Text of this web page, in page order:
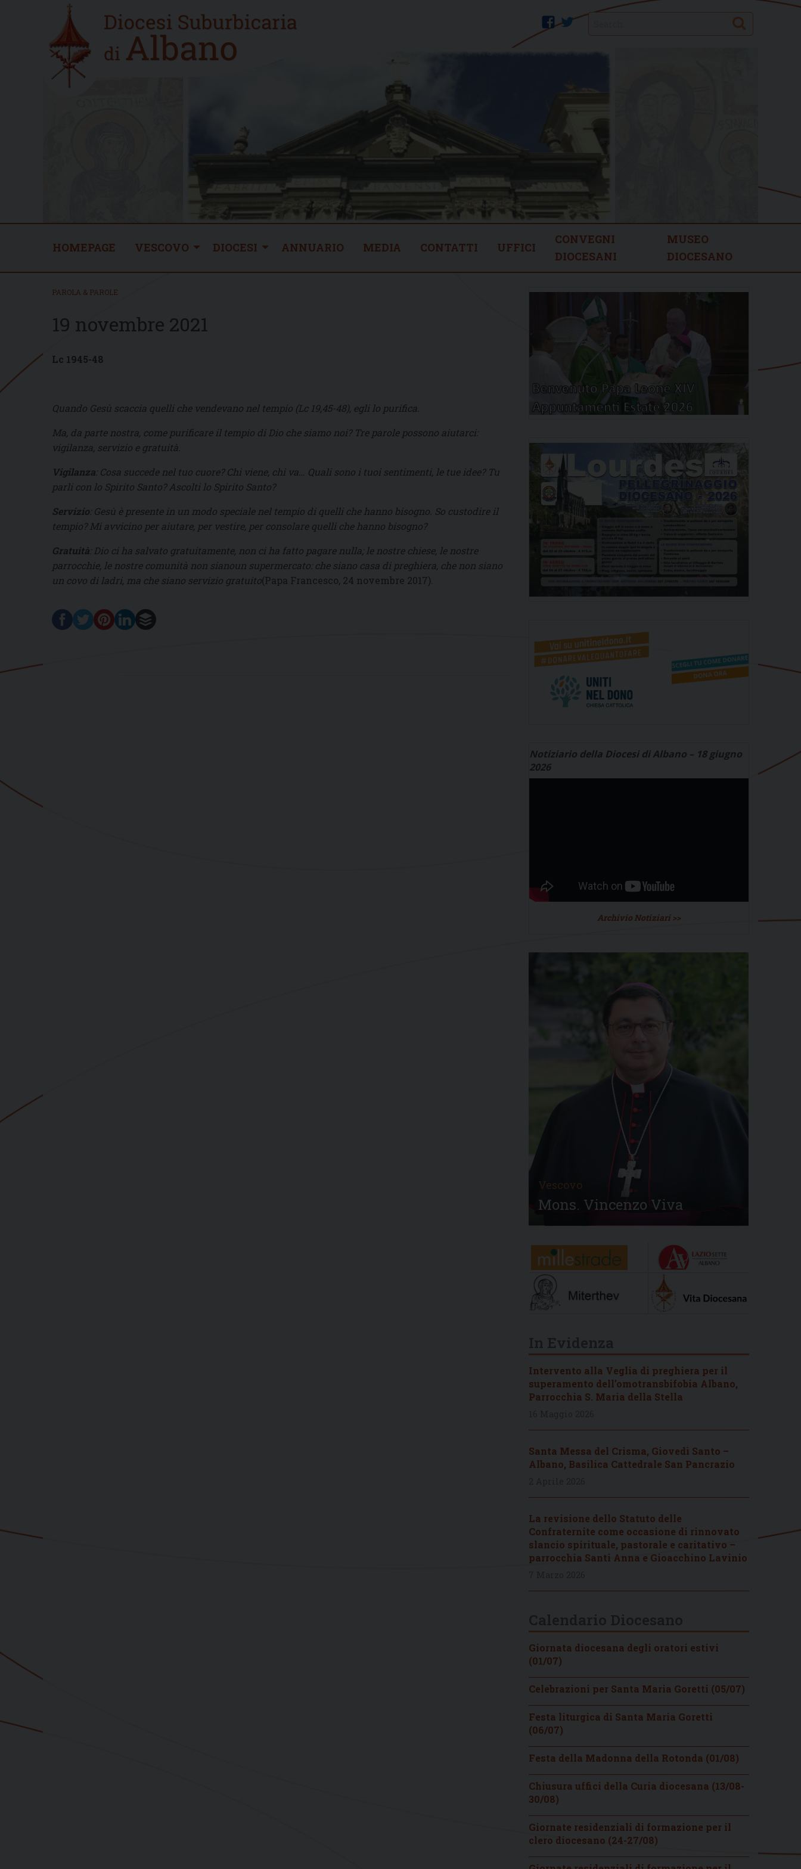
Home
new
twitter
facebook Search
HOMEPAGE VESCOVO DIOCESI ANNUARIO MEDIA CONTATTI UFFICI
CONVEGNI
DIOCESANI
MUSEO
DIOCESANO
PAROLA & PAROLE
19 novembre 2021
Lc 1945-48
Quando Gesù scaccia quelli che vendevano nel tempio (Lc 19,45-48), egli lo purifica.
Ma, da parte nostra, come purificare il tempio di Dio che siamo noi? Tre parole possono aiutarci:
vigilanza, servizio e gratuità.
Vigilanza: Cosa succede nel tuo cuore? Chi viene, chi va… Quali sono i tuoi sentimenti, le tue idee? Tu
parli con lo Spirito Santo? Ascolti lo Spirito Santo?
Servizio: Gesù è presente in un modo speciale nel tempio di quelli che hanno bisogno. So custodire il
tempio? Mi avvicino per aiutare, per vestire, per consolare quelli che hanno bisogno?
Gratuità: Dio ci ha salvato gratuitamente, non ci ha fatto pagare nulla; le nostre chiese, le nostre
parrocchie, le nostre comunità non sianoun supermercato: che siano casa di preghiera, che non siano
un covo di ladri, ma che siano servizio gratuito(Papa Francesco, 24 novembre 2017).
Notiziario della Diocesi di Albano – 18 giugno
2026
Archivio Notiziari >>
Vescovo
Mons. Vincenzo Viva
Intervento alla Veglia di preghiera per il
superamento dell’omotransbifobia Albano,
Parrocchia S. Maria della Stella
Santa Messa del Crisma, Giovedì Santo –
Albano, Basilica Cattedrale San Pancrazio
La revisione dello Statuto delle
Confraternite come occasione di rinnovato
slancio spirituale, pastorale e caritativo –
parrocchia Santi Anna e Gioacchino Lavinio
Giornata diocesana degli oratori estivi
(01/07)
Celebrazioni per Santa Maria Goretti (05/07)
Festa liturgica di Santa Maria Goretti
(06/07)
Festa della Madonna della Rotonda (01/08)
Chiusura uffici della Curia diocesana (13/08-
30/08)
Giornate residenziali di formazione per il
clero diocesano (24-27/08)